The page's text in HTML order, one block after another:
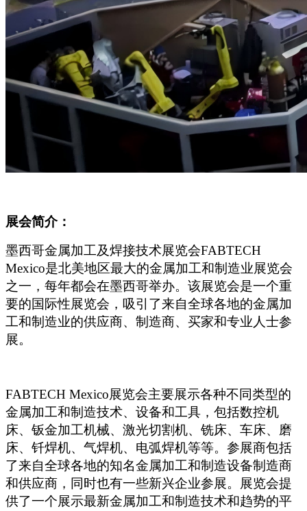
展会简介：
墨西哥金属加工及焊接技术展览会FABTECH
Mexico是北美地区最大的金属加工和制造业展览会
之一，每年都会在墨西哥举办。该展览会是一个重
要的国际性展览会，吸引了来自全球各地的金属加
工和制造业的供应商、制造商、买家和专业人士参
展。
FABTECH Mexico展览会主要展示各种不同类型的
金属加工和制造技术、设备和工具，包括数控机
床、钣金加工机械、激光切割机、铣床、车床、磨
床、钎焊机、气焊机、电弧焊机等等。参展商包括
了来自全球各地的知名金属加工和制造设备制造商
和供应商，同时也有一些新兴企业参展。展览会提
供了一个展示最新金属加工和制造技术和趋势的平